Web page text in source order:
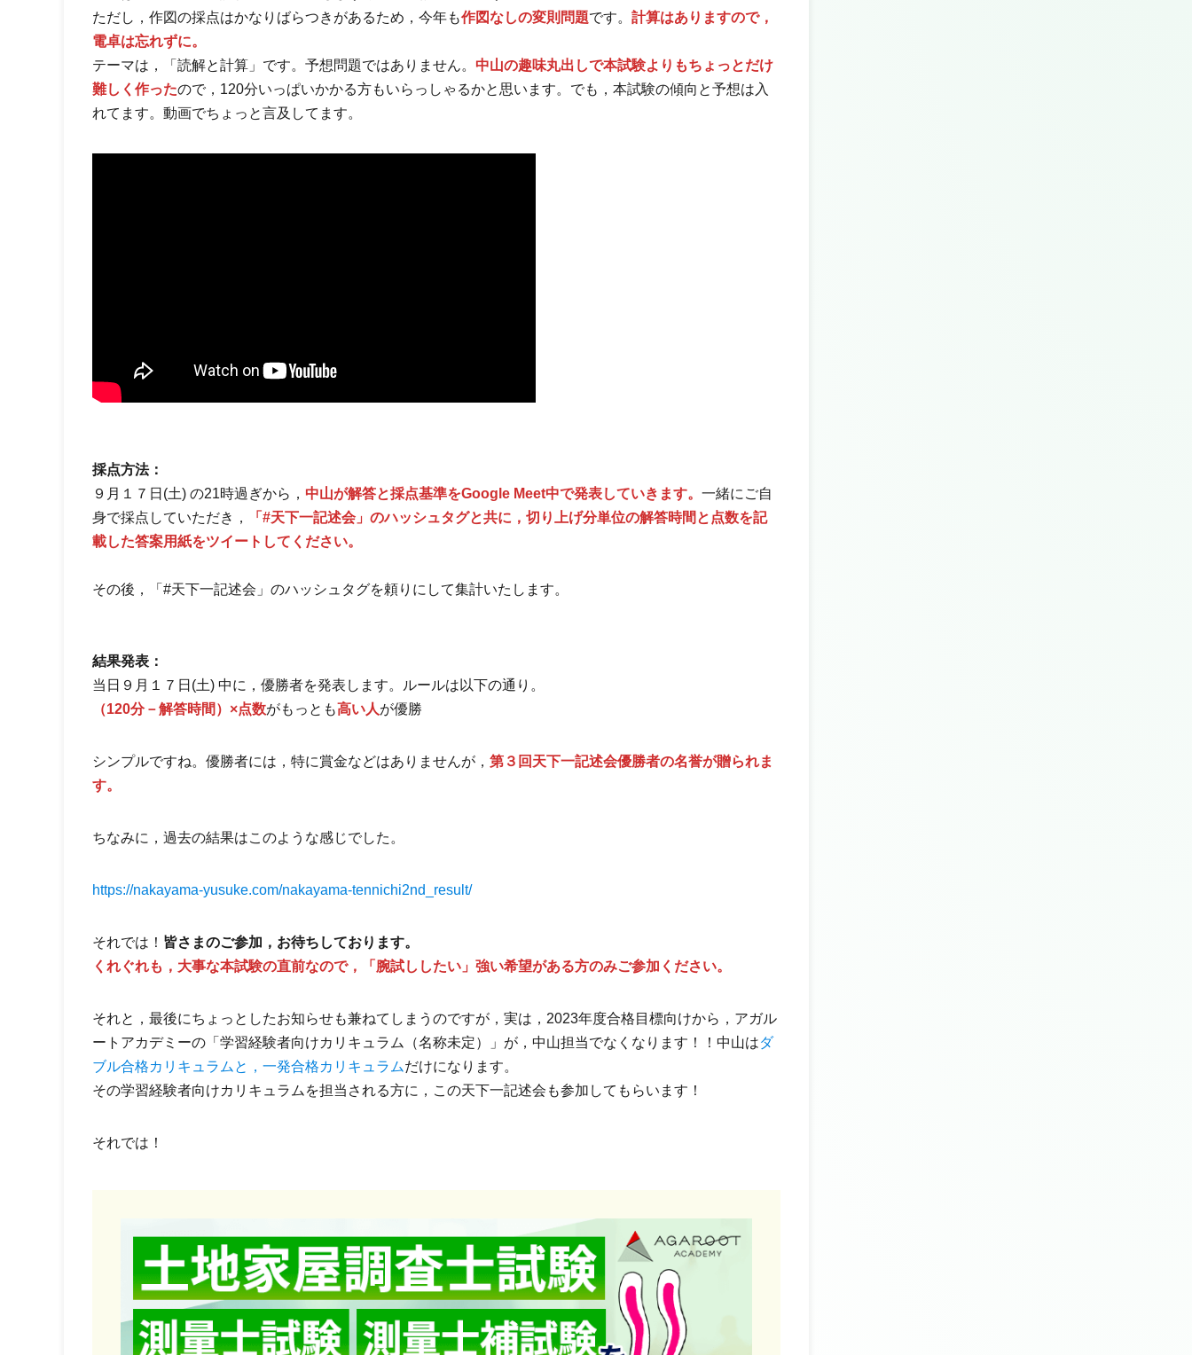
ただし，作図の採点はかなりばらつきがあるため，今年も作図なしの変則問題です。 計算はありますので，
電卓は忘れずに。
テーマは，「読解と計算」です。予想問題ではありません。 中山の趣味丸出しで本試験よりもちょっとだけ
難しく作ったので，120分いっぱいかかる方もいらっしゃるかと思います。でも，本試験の傾向と予想は入
れてます。動画でちょっと言及してます。
採点方法：
９月１７日(土) の21時過ぎから， 中山が解答と採点基準をGoogle Meet中で発表していきます。 一緒にご自
身で採点していただき，
「#天下一記述会」のハッシュタグと共に， 切り上げ分単位の解答時間 と 点数を記
載した答案用紙をツイートしてください。
その後，「#天下一記述会」のハッシュタグを頼りにして集計いたします。
結果発表：
当日９月１７日(土) 中に，優勝者を発表します。ルールは以下の通り。
（120分－解答時間）×点数がもっとも高い人が優勝
シンプルですね。優勝者には，特に賞金などはありませんが， 第３回天下一記述会優勝者の名誉が贈られま
す。
ちなみに，過去の結果はこのような感じでした。
https://nakayama-yusuke.com/nakayama-tennichi2nd_result/
それでは！ 皆さまのご参加，お待ちしております。
くれぐれも，大事な本試験の直前なので，「腕試ししたい」強い希望がある方のみご参加ください。
それと，最後にちょっとしたお知らせも兼ねてしまうのですが，実は，2023年度合格目標向けから，アガル
ートアカデミーの「学習経験者向けカリキュラム（名称未定）」が，中山担当でなくなります！！中山はダ
ブル合格カリキュラムと，一発合格カリキュラムだけになります。
その学習経験者向けカリキュラムを担当される方に，この天下一記述会も参加してもらいます！
それでは！